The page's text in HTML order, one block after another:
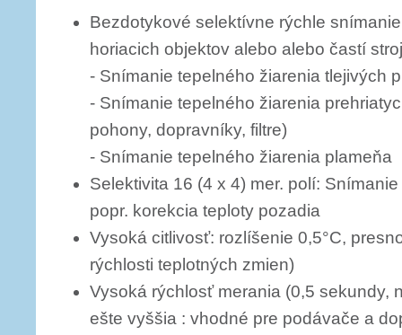
Bezdotykové selektívne rýchle
horiacich objektov alebo alebo častí
- Snímanie tepelného žiarenia tlejivých
- Snímanie tepelného žiarenia
pohony, dopravníky, filtre)
- Snímanie tepelného žiarenia plame­ňa
Selektivita 16 (4 x 4) mer. polí:
popr. korekcia teploty pozadia
Vysoká citlivosť: rozlíšenie 0,5°C,
rýchlosti teplotných zmien)
Vysoká rýchlosť merania (0,5 sekundy,
ešte vyššia : vhodné pre podávače a